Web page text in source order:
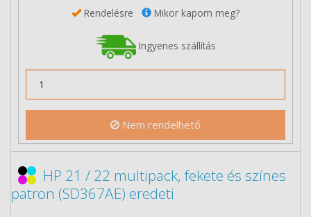
Rendelésre Mikor kapom meg?
Ingyenes szállítás
Nem rendelhető
HP 21 / 22 multipack, fekete és színes
patron (SD367AE) eredeti